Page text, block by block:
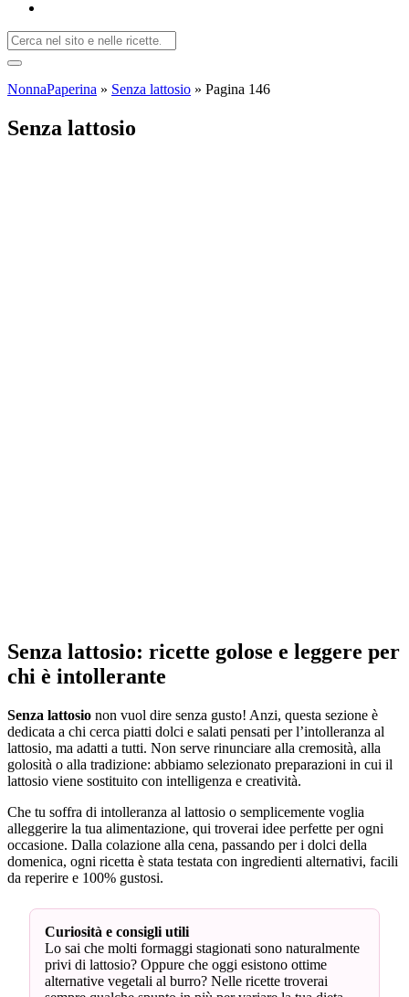
NonnaPaperina » Senza lattosio » Pagina 146
Senza lattosio
Senza lattosio: ricette golose e leggere per
chi è intollerante
Senza lattosio non vuol dire senza gusto! Anzi, questa sezione è
dedicata a chi cerca piatti dolci e salati pensati per l’intolleranza al
lattosio, ma adatti a tutti. Non serve rinunciare alla cremosità, alla
golosità o alla tradizione: abbiamo selezionato preparazioni in cui il
lattosio viene sostituito con intelligenza e creatività.
Che tu soffra di intolleranza al lattosio o semplicemente voglia
alleggerire la tua alimentazione, qui troverai idee perfette per ogni
occasione. Dalla colazione alla cena, passando per i dolci della
domenica, ogni ricetta è stata testata con ingredienti alternativi, facili
da reperire e 100% gustosi.
Curiosità e consigli utili
Lo sai che molti formaggi stagionati sono naturalmente
privi di lattosio? Oppure che oggi esistono ottime
alternative vegetali al burro? Nelle ricette troverai